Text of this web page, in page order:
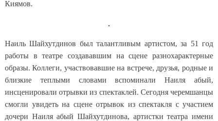
Киямов.
Наиль Шайхутдинов был талантливым артистом, за 51 год
работы в театре создававшим на сцене разнохарактерные
образы. Коллеги, участвовавшие на встрече, друзья, родные и
близкие теплыми словами вспоминали Наиля абый,
инсценировали отрывки из спектаклей. Сегодня черемшанцы
смогли увидеть на сцене отрывок из спектакля с участием
дочери Наиля абый Шайхутдинова, артистки театра имени